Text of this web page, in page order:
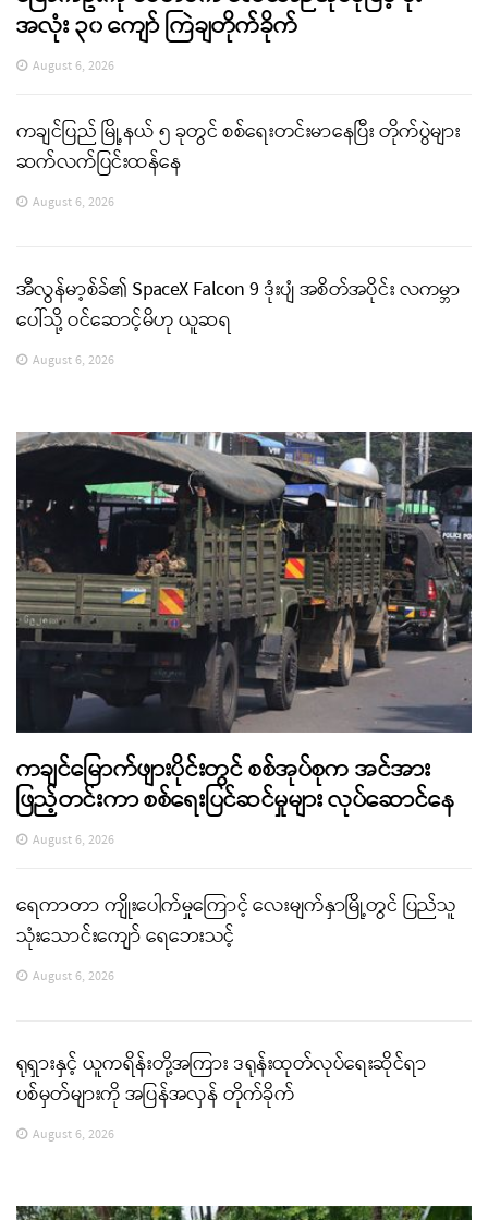
အလုံး ၃၀ ကျော် ကြဲချတိုက်ခိုက်
August 6, 2026
ကချင်ပြည် မြို့နယ် ၅ ခုတွင် စစ်ရေးတင်းမာနေပြီး တိုက်ပွဲများ
ဆက်လက်ပြင်းထန်နေ
August 6, 2026
အီလွန်မာ့စ်ခ်၏ SpaceX Falcon 9 ဒုံးပျံ အစိတ်အပိုင်း လကမ္ဘာ
ပေါ်သို့ ဝင်ဆောင့်မိဟု ယူဆရ
August 6, 2026
ကချင်မြောက်ဖျားပိုင်းတွင် စစ်အုပ်စုက အင်အား
ဖြည့်တင်းကာ စစ်ရေးပြင်ဆင်မှုများ လုပ်ဆောင်နေ
August 6, 2026
ရေကာတာ ကျိုးပေါက်မှုကြောင့် လေးမျက်နှာမြို့တွင် ပြည်သူ
သုံးသောင်းကျော် ရေဘေးသင့်
August 6, 2026
ရုရှားနှင့် ယူကရိန်းတို့အကြား ဒရုန်းထုတ်လုပ်ရေးဆိုင်ရာ
ပစ်မှတ်များကို အပြန်အလှန် တိုက်ခိုက်
August 6, 2026